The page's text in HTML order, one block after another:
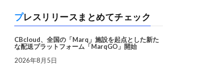
プレスリリースまとめてチェック
CBcloud、全国の「Marq」施設を起点とした新た
な配送プラットフォーム「MarqGO」開始
2026年8月5日